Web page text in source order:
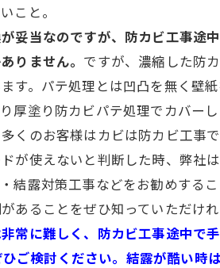
こと。
妥当なのですが、防カビ工事途
りません。 ですが、濃縮した防
す。パテ処理とは凹凸を無く壁
厚塗り防カビパテ処理でカバー
くのお客様はカビは防カビ工事
が使えないと判断した時、弊社
結露対策工事などをお勧めする
あることをぜひ知っていただけれ
常に難しく、防カビ工事途中で
ご検討ください。結露が酷い時